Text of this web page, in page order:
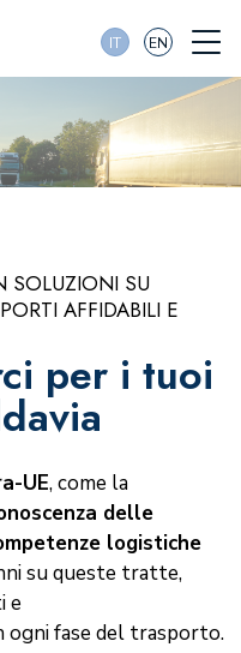
IT EN
SOLUZIONI SU
AFFIDABILI E
per i tuoi
UE, come la
delle
logistiche
su queste tratte,
e
ogni fase del trasporto.